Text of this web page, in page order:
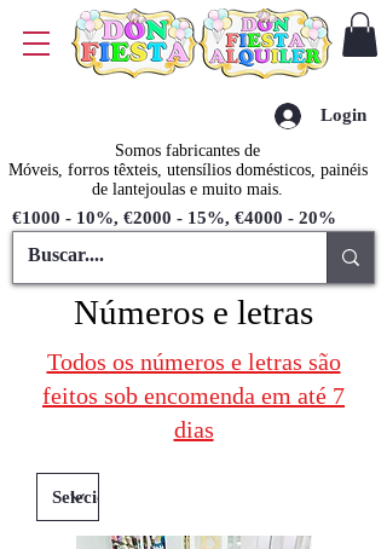
Somos fabricantes de
Móveis, forros têxteis, utensílios domésticos, painéis
de lantejoulas e muito mais.
€1000 - 10%, €2000 - 15%, €4000 - 20%
Login
Números e letras
Todos os números e letras são
feitos sob encomenda em até 7
dias